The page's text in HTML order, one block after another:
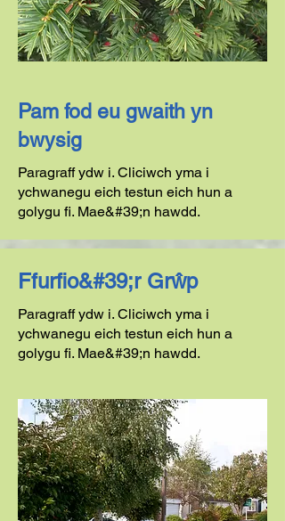
Pam fod eu gwaith yn
bwysig
Paragraff ydw i. Cliciwch yma i
ychwanegu eich testun eich hun a
golygu fi. Mae&#39;n hawdd.
Ffurfio&#39;r Grŵp
Paragraff ydw i. Cliciwch yma i
ychwanegu eich testun eich hun a
golygu fi. Mae&#39;n hawdd.